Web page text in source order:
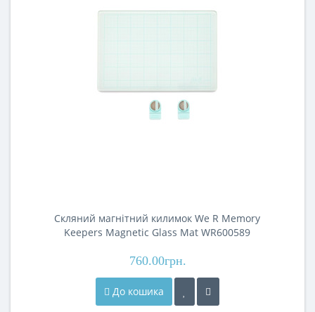
Скляний магнітний килимок We R Memory
Keepers Magnetic Glass Mat WR600589
760.00грн.
До кошика